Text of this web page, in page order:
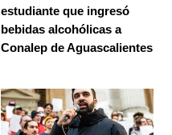
estudiante que ingresó
bebidas alcohólicas a
Conalep de Aguascalientes